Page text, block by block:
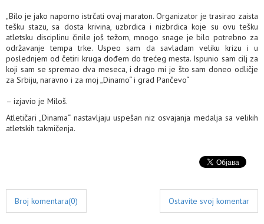
„Bilo je jako naporno istrčati ovaj maraton. Organizator je trasirao zaista
tešku stazu, sa dosta krivina, uzbrdica i nizbrdica koje su ovu tešku
atletsku disciplinu činile još težom, mnogo snage je bilo potrebno za
održavanje tempa trke. Uspeo sam da savladam veliku krizu i u
poslednjem od četiri kruga dođem do trećeg mesta. Ispunio sam cilj za
koji sam se spremao dva meseca, i drago mi je što sam doneo odličje
za Srbiju, naravno i za moj „Dinamo“ i grad Pančevo“
– izjavio je Miloš.
Atletičari „Dinama“ nastavljaju uspešan niz osvajanja medalja sa velikih
atletskih takmičenja.
Broj komentara(0) Ostavite svoj komentar